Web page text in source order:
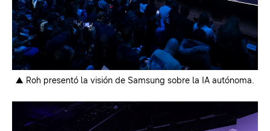
▲ Roh presentó la visión de Samsung sobre la IA autónoma.